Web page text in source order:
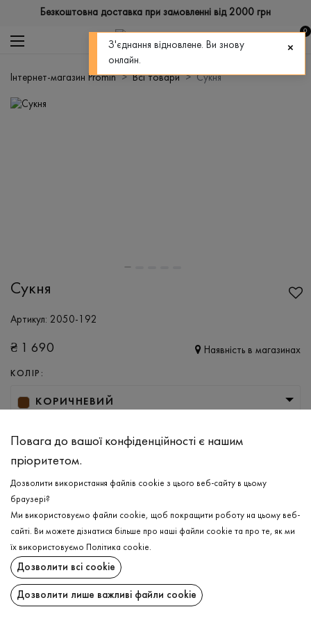
Безкоштовна доставка при замовленні від 2000 грн
0
Інтернет-магазин Promin Всі товари Сукня
Сукня
Артикул: 2050-192
₴ 1 690 Наявність в магазинах
КОЛІР:
КОРИЧНЕВИЙ
S
ОБЕРІТЬ РОЗМІР
Сукня
ДОДАТИ ДО КОШИКА
ОПИС
Повага до вашої конфіденційності є нашим
пріоритетом.
Дозволити використання файлів cookie з цього веб-сайту в цьому
браузері?
Ми використовуємо файли cookie, щоб покращити роботу на цьому веб-
сайті. Ви можете дізнатися більше про наші файли cookie та про те, як ми
їх використовуємо
Політика cookie.
Дозволити всі cookie
Дозволити лише важливі файли cookie
З'єднання відновлене. Ви знову
онлайн.